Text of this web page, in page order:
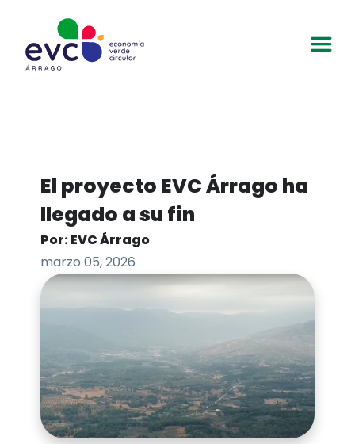
El proyecto EVC Árrago ha
llegado a su fin
Por: EVC Árrago
marzo 05, 2026